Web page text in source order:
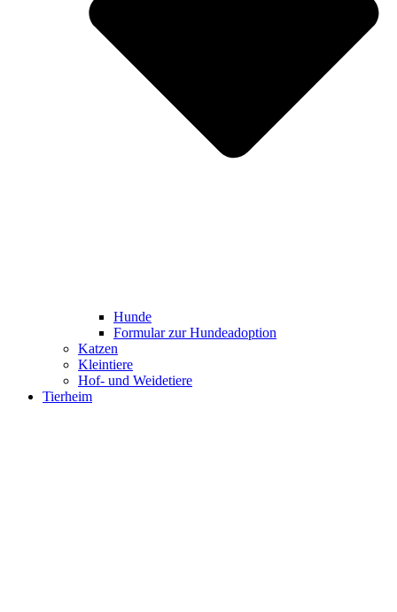
Hunde
Formular zur Hundeadoption
Katzen
Kleintiere
Hof- und Weidetiere
Tierheim